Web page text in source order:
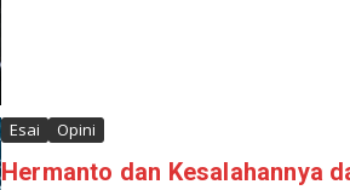
Esai Opini
Hermanto dan Kesalahannya